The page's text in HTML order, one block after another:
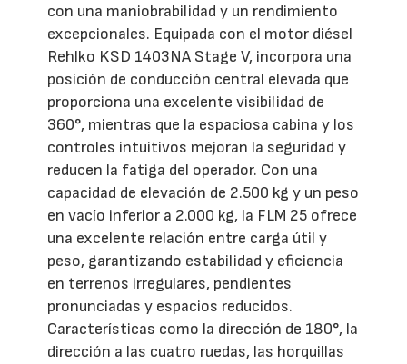
con una maniobrabilidad y un rendimiento
excepcionales. Equipada con el motor diésel
Rehlko KSD 1403NA Stage V, incorpora una
posición de conducción central elevada que
proporciona una excelente visibilidad de
360°, mientras que la espaciosa cabina y los
controles intuitivos mejoran la seguridad y
reducen la fatiga del operador. Con una
capacidad de elevación de 2.500 kg y un peso
en vacío inferior a 2.000 kg, la FLM 25 ofrece
una excelente relación entre carga útil y
peso, garantizando estabilidad y eficiencia
en terrenos irregulares, pendientes
pronunciadas y espacios reducidos.
Características como la dirección de 180°, la
dirección a las cuatro ruedas, las horquillas